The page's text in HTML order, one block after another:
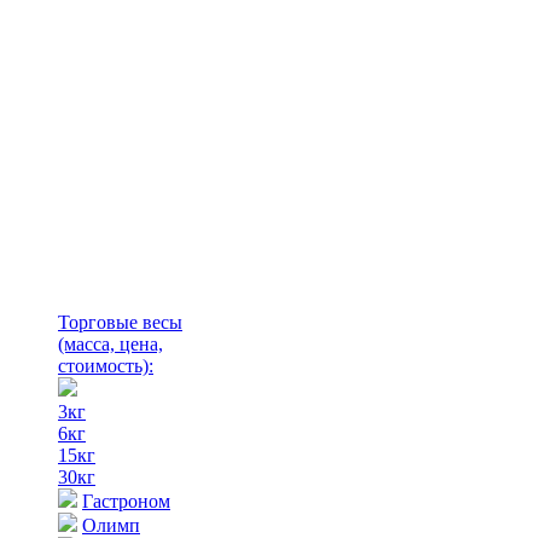
Торговые весы
(масса, цена,
стоимость):
3кг
6кг
15кг
30кг
Гастроном
Олимп